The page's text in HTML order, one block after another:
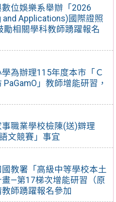
位娛樂系舉辦「2026
and Applications)國際證照
相關學科教師踴躍報名
為辦理115年度本市「Ｃ
」教師增能研習，
職業學校檢陳(送)辧理
文競賽」事宜
教署「高級中等學校本土
—第17梯次增能研習（原
師踴躍報名參加